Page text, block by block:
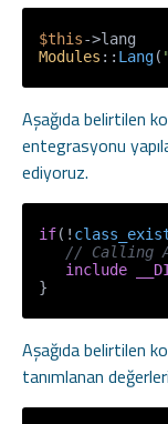
$this
Modules :: Lang(
Aşağıda belirtilen
entegrasyonu
ediyoruz.
if(!
// Calling
include
}
Aşağıda belirtilen
tanımlanan